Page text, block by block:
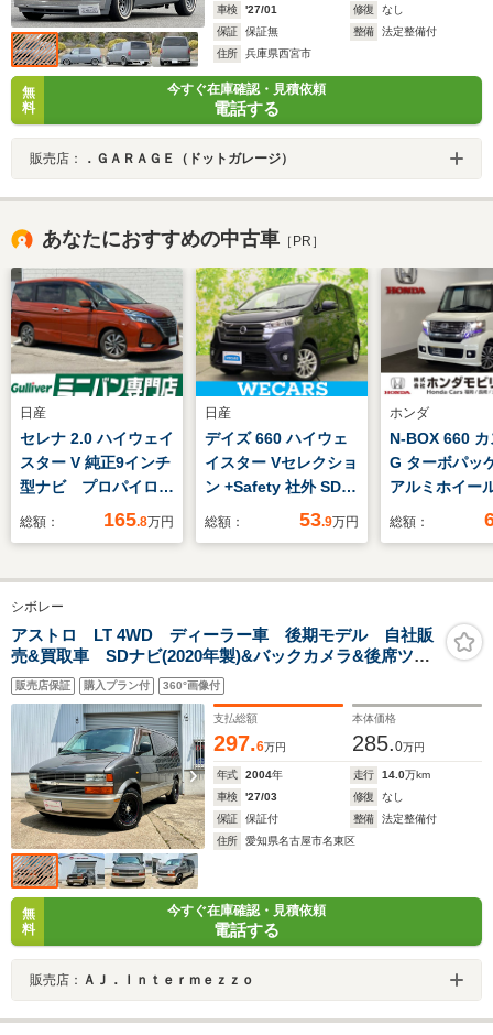
車検
'27/01 修復
なし
保証
保証無 整備
法定整備付
住所
兵庫県西宮市
無
料
今すぐ在庫確認・見積依頼
電話する
販売店： ．ＧＡＲＡＧＥ（ドットガレージ）
あなたにおすすめの中古車 ［PR］
日産
セレナ 2.0 ハイウェイ
スター V 純正9インチ
型ナビ プロパイロッ
ト 両側パワスラ
正マット 純正アルミ
ホイール プッシュス
タート スマートキ
ー スペアキー 保証
書
総額： 165.8万円
日産
デイズ 660 ハイウェ
イスター Vセレクショ
ン +Safety 社外 SDナ
ビ/ヘッドランプ
プ/フロントモニター/
クモニター/ワンセグ
TV/エアバッグ 運転
席/エアバッグ 助手席
総額： 53.9万円
ホンダ
N-BOX 660
G ターボパッ
アルミホイ
トライト
総額：
シボレー
アストロ LT 4WD ディーラー車 後期モデル 自社販
売&買取車 SDナビ(2020年製)&バックカメラ&後席ツイ
ンモニター ギブソンマフラー US仕様リアバンパー
デイトナホイール&グッドリッチ(純正AWあり) 整備&保
販売店保証 購入プラン付 360°画像付
支払総額
297.6万円
本体価格
285.0万円
年式 2004年 走行 14.0万km
車検
'27/03 修復
なし
保証
保証付 整備
法定整備付
住所
愛知県名古屋市名東区
無
料
今すぐ在庫確認・見積依頼
電話する
販売店： ＡＪ．Ｉｎｔｅｒｍｅｚｚｏ